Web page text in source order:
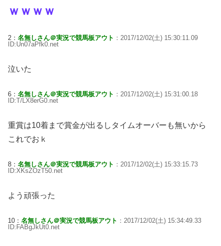
ｗｗｗｗ
2： 名無しさん＠実況で競馬板アウト ：2017/12/02(土) 15:30:11.09
ID:Un07aPfk0.net
泣いた
6： 名無しさん＠実況で競馬板アウト ：2017/12/02(土) 15:31:00.18
ID:T/LX8erG0.net
重賞は10着まで賞金が出るしタイムオーバーも無いから
これでおｋ
8： 名無しさん＠実況で競馬板アウト ：2017/12/02(土) 15:33:15.73
ID:XKsZOzT50.net
よう頑張った
10： 名無しさん＠実況で競馬板アウト ：2017/12/02(土) 15:34:49.33
ID:FABgJkUt0.net